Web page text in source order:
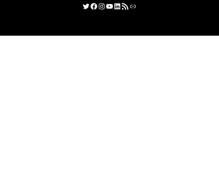
X Facebook
Instagram
YouTube
LinkedIn
RSS 資訊提供連結